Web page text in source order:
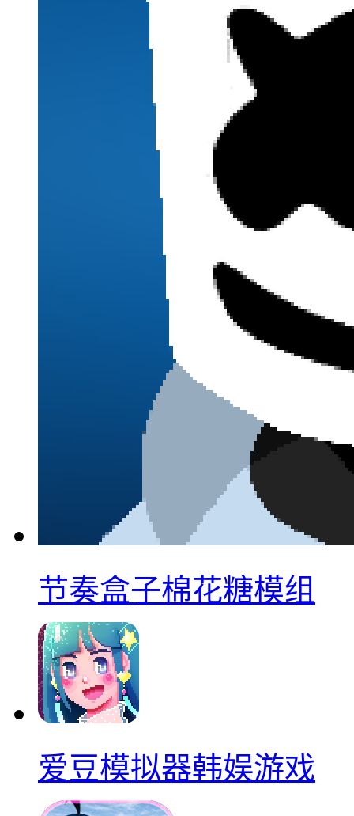
节奏盒子棉花糖模组
爱豆模拟器韩娱游戏